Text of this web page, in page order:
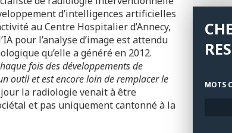
d’intelligences artificielles
au Centre Hospitalier d’Annecy,
pour l’analyse d’image est attendu
qu’elle a généré en 2012.
fois des développements de
outil et est encore loin de remplacer le
la radiologie venait à être
et pas uniquement cantonné à la
MOTS